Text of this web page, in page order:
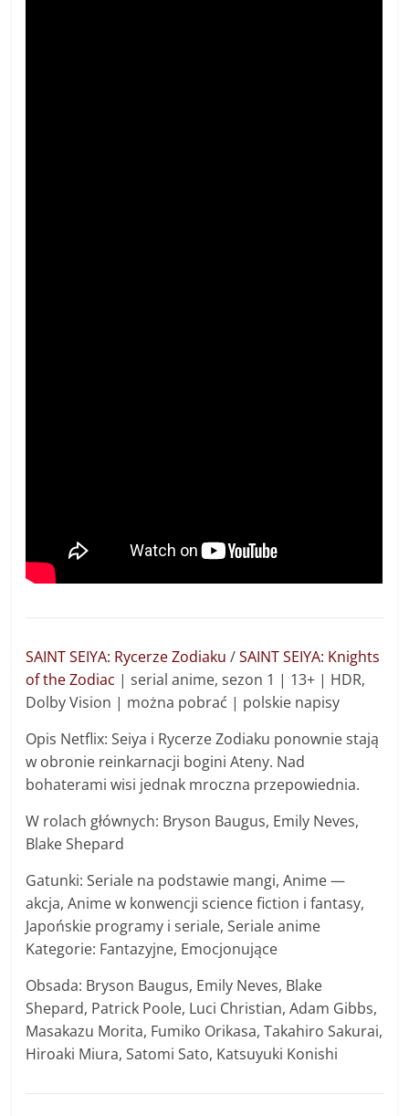
SAINT SEIYA: Rycerze Zodiaku /SAINT SEIYA: Knights
of the Zodiac | serial anime, sezon 1 | 13+ | HDR,
Dolby Vision | można pobrać | polskie napisy
Opis Netflix: Seiya i Rycerze Zodiaku ponownie stają
w obronie reinkarnacji bogini Ateny. Nad
bohaterami wisi jednak mroczna przepowiednia.
W rolach głównych: Bryson Baugus, Emily Neves,
Blake Shepard
Gatunki: Seriale na podstawie mangi, Anime —
akcja, Anime w konwencji science fiction i fantasy,
Japońskie programy i seriale, Seriale anime
Kategorie: Fantazyjne, Emocjonujące
Obsada: Bryson Baugus, Emily Neves, Blake
Shepard, Patrick Poole, Luci Christian, Adam Gibbs,
Masakazu Morita, Fumiko Orikasa, Takahiro Sakurai,
Hiroaki Miura, Satomi Sato, Katsuyuki Konishi